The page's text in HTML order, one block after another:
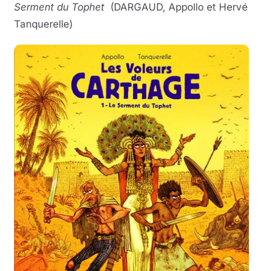
Serment du Tophet (DARGAUD, Appollo et Hervé
Tanquerelle)